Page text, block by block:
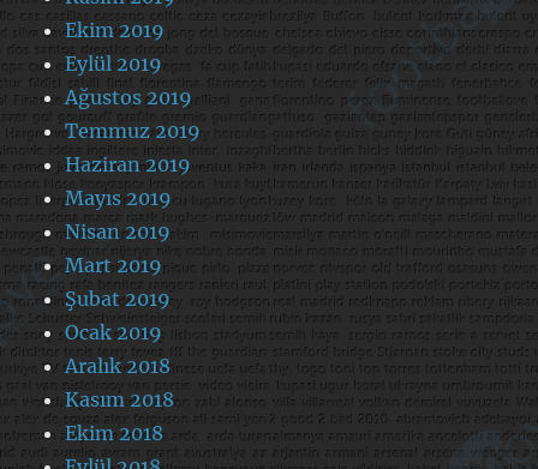
Ekim 2019
Eylül 2019
Ağustos 2019
Temmuz 2019
Haziran 2019
Mayıs 2019
Nisan 2019
Mart 2019
Şubat 2019
Ocak 2019
Aralık 2018
Kasım 2018
Ekim 2018